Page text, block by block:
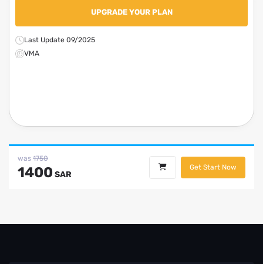
UPGRADE YOUR PLAN
Last Update 09/2025
VMA
was 1750
1400 SAR
Get Start Now